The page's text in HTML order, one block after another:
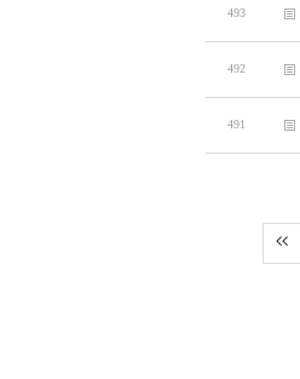
493
492
491